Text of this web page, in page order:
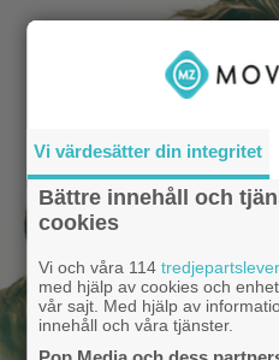
Vi värdesätter din integritet
Bättre innehåll och
cookies
Vi och våra 114
med hjälp av cookies och
vår sajt. Med hjälp av
innehåll och våra tjänster.